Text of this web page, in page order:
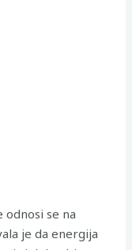
odnosi se na
je da energija